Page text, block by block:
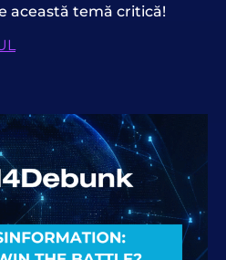
această temă critică!